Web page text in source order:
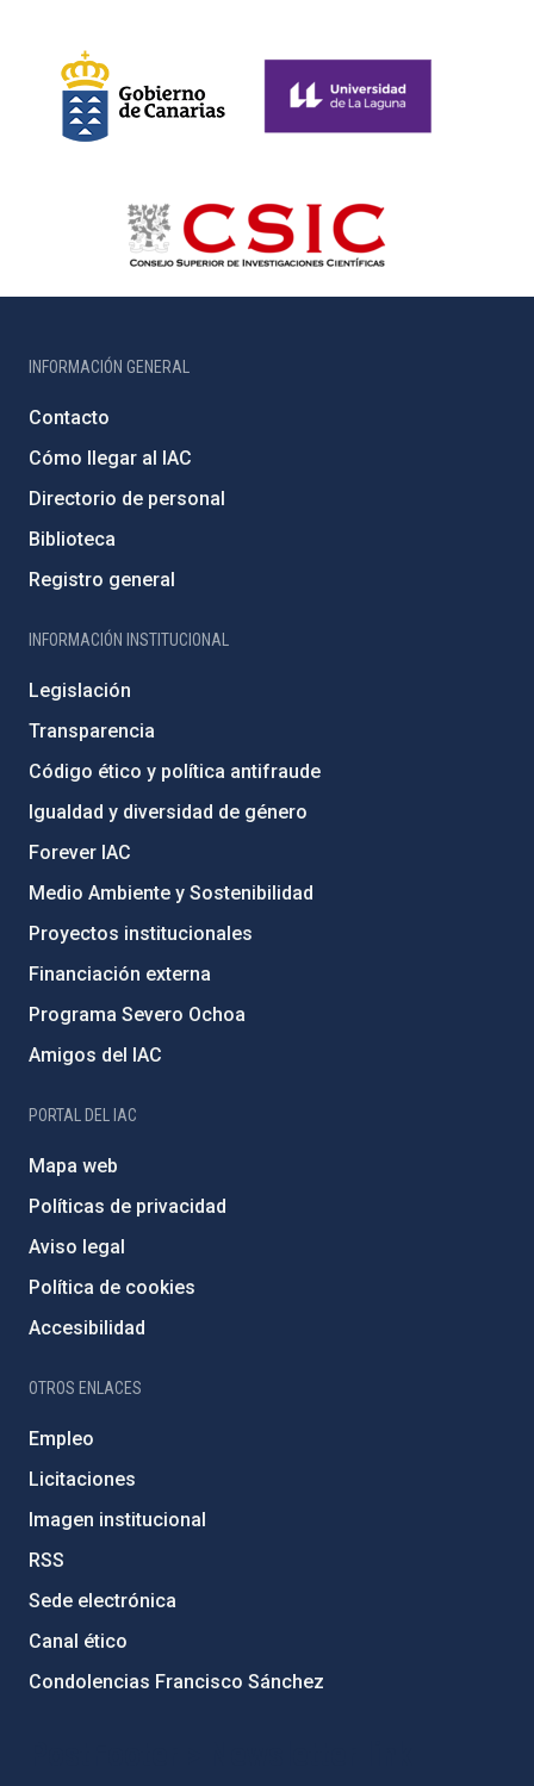
INFORMACIÓN GENERAL
Contacto
Cómo llegar al IAC
Directorio de personal
Biblioteca
Registro general
INFORMACIÓN INSTITUCIONAL
Legislación
Transparencia
Código ético y política antifraude
Igualdad y diversidad de género
Forever IAC
Medio Ambiente y Sostenibilidad
Proyectos institucionales
Financiación externa
Programa Severo Ochoa
Amigos del IAC
PORTAL DEL IAC
Mapa web
Políticas de privacidad
Aviso legal
Política de cookies
Accesibilidad
OTROS ENLACES
Empleo
Licitaciones
Imagen institucional
RSS
Sede electrónica
Canal ético
Condolencias Francisco Sánchez